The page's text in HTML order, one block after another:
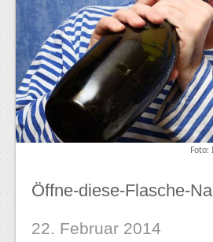
Foto:
Öffne-diese-Flasche-
22. Februar 2014